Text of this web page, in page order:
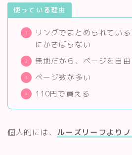
使っている理由
リングでまとめられてい
にかさばらない
無地だから、ページを自
ページ数が多い
110円で買える
個人的には、 ルーズリーフより